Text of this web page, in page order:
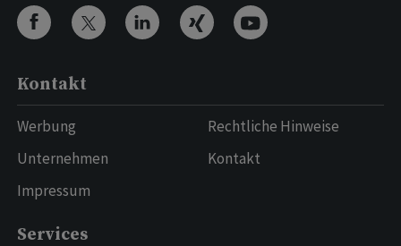
Kontakt
Werbung
Unternehmen
Impressum
Rechtliche Hinweise
Kontakt
Services